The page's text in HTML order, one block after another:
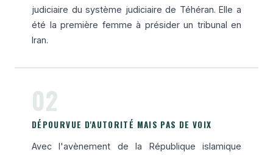
judiciaire du système judiciaire de Téhéran. Elle a
été la première femme à présider un tribunal en
Iran.
02
DÉPOURVUE D'AUTORITÉ MAIS PAS DE VOIX
Avec l'avènement de la République islamique